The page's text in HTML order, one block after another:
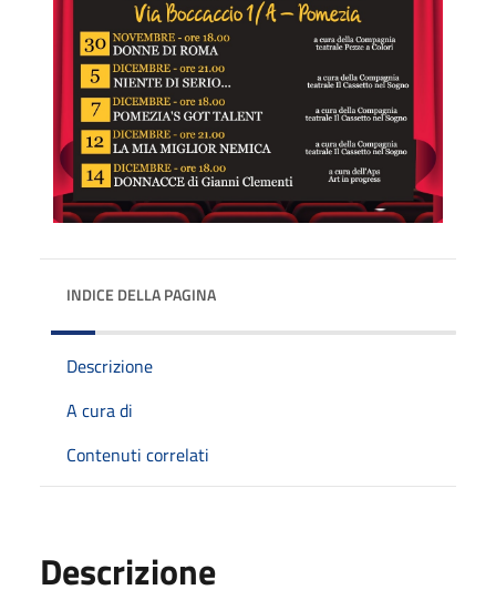
INDICE DELLA PAGINA
Descrizione
A cura di
Contenuti correlati
Descrizione